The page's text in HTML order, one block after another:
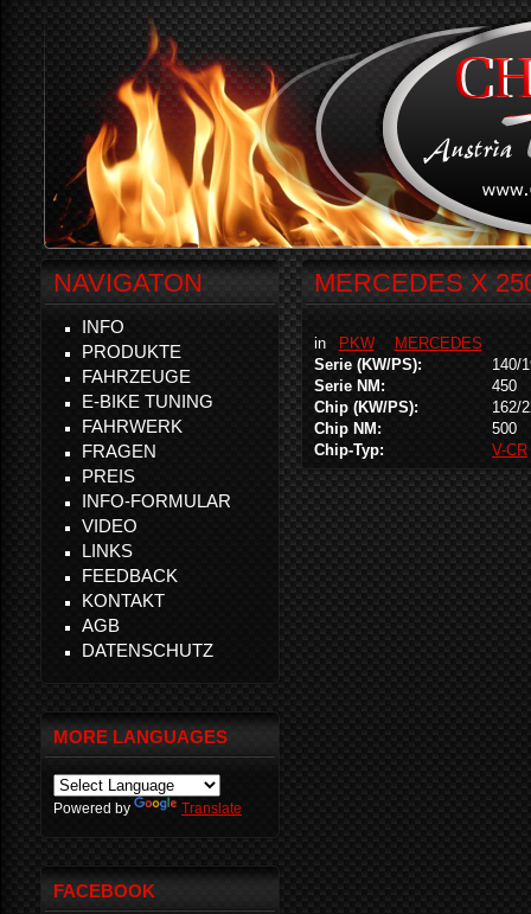
MERCEDES X
in PKW
MERCEDES
Serie (KW/PS):
140/
Serie NM:
450
Chip (KW/PS):
162/
Chip NM:
500
Chip-Typ:
V-CR
NAVIGATON
INFO
PRODUKTE
FAHRZEUGE
E-BIKE TUNING
FAHRWERK
FRAGEN
PREIS
INFO-FORMULAR
VIDEO
LINKS
FEEDBACK
KONTAKT
AGB
DATENSCHUTZ
MORE LANGUAGES
Powered by Translate
FACEBOOK